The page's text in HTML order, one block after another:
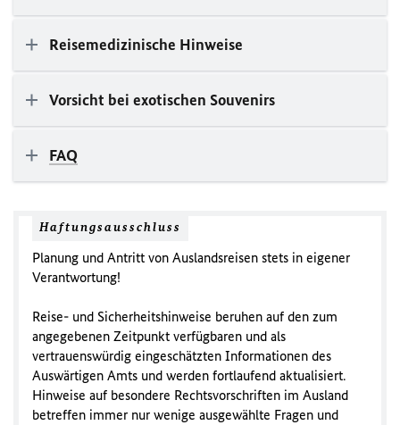
Reisemedizinische Hinweise
Vorsicht bei exotischen Souvenirs
FAQ
Haftungsausschluss
Planung und Antritt von Auslandsreisen stets in eigener
Verantwortung!
Reise- und Sicherheitshinweise beruhen auf den zum
angegebenen Zeitpunkt verfügbaren und als
vertrauenswürdig eingeschätzten Informationen des
Auswärtigen Amts und werden fortlaufend aktualisiert.
Hinweise auf besondere Rechtsvorschriften im Ausland
betreffen immer nur wenige ausgewählte Fragen und